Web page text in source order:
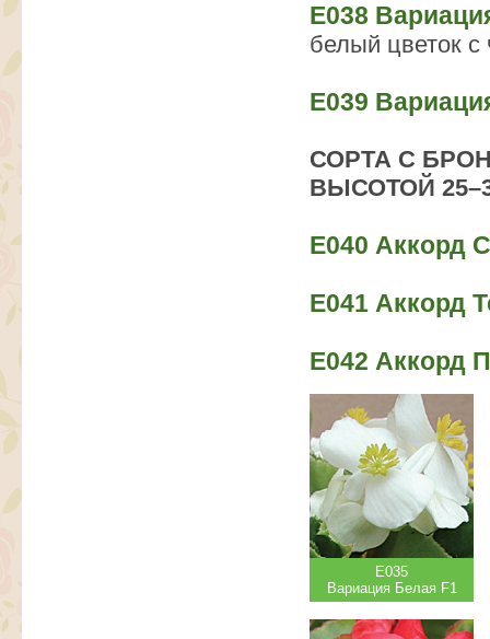
Е038
белый цветок с
Е039
СОРТА С
ВЫСОТОЙ
Е040 Аккорд
Е041 Аккорд
Е042 Аккорд
Е035
Вариация Белая F1